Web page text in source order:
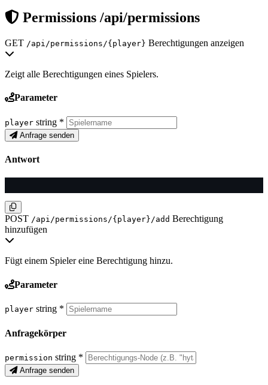
Permissions /api/permissions
GET /api/permissions/{player} Berechtigungen anzeigen
Zeigt alle Berechtigungen eines Spielers.
Parameter
player string *
Anfrage senden
Antwort
POST /api/permissions/{player}/add Berechtigung
hinzufügen
Fügt einem Spieler eine Berechtigung hinzu.
Parameter
player string *
Anfragekörper
permission string *
Anfrage senden